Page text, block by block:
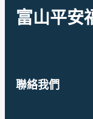
富山平安
聯絡我們